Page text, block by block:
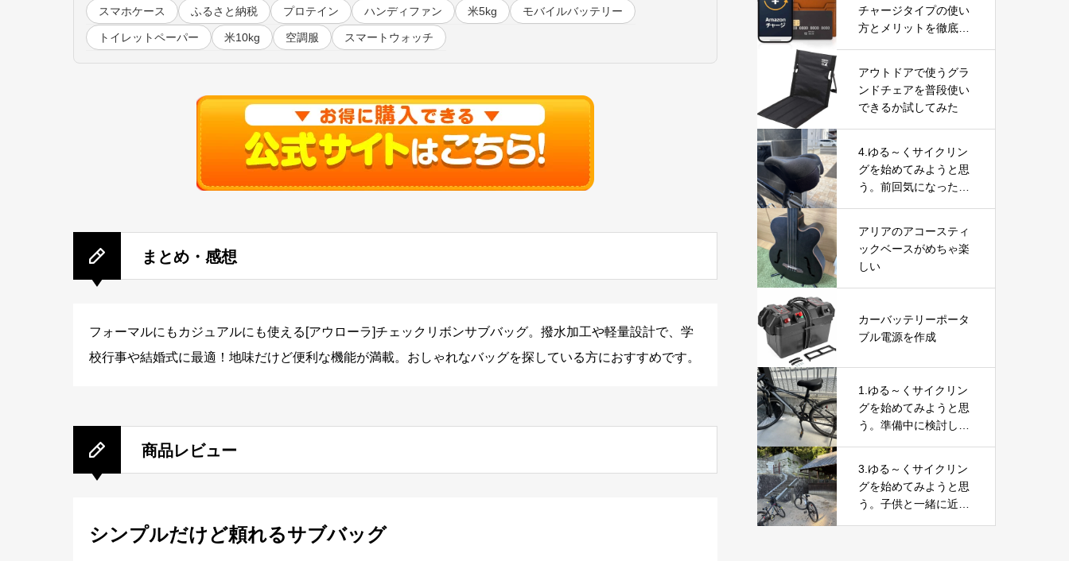
スマホケース ふるさと納税 プロテイン ハンディファン 米5kg モバイルバッテリー
トイレットペーパー 米10kg 空調服 スマートウォッチ
まとめ・感想
フォーマルにもカジュアルにも使える[アウローラ]チェックリボンサブバッグ。撥水加工や軽量設計で、学
校行事や結婚式に最適！地味だけど便利な機能が満載。おしゃれなバッグを探している方におすすめです。
商品レビュー
シンプルだけど頼れるサブバッグ
チャージタイプの使い
方とメリットを徹底解
アウトドアで使うグラ
ンドチェアを普段使い
できるか試してみた
4.ゆる～くサイクリン
グを始めてみようと思
う。前回気になったこ
アリアのアコースティ
ックベースがめちゃ楽
しい
カーバッテリーポータ
ブル電源を作成
1.ゆる～くサイクリン
グを始めてみようと思
う。準備中に検討した
3.ゆる～くサイクリン
グを始めてみようと思
う。子供と一緒に近所